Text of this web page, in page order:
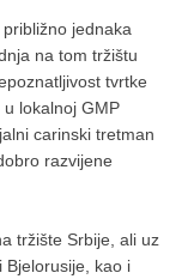
jednaka
na tom tržištu
tvrtke
lokalnoj GMP
carinski tretman
razvijene
tržište Srbije, ali uz
Bjelorusije, kao i